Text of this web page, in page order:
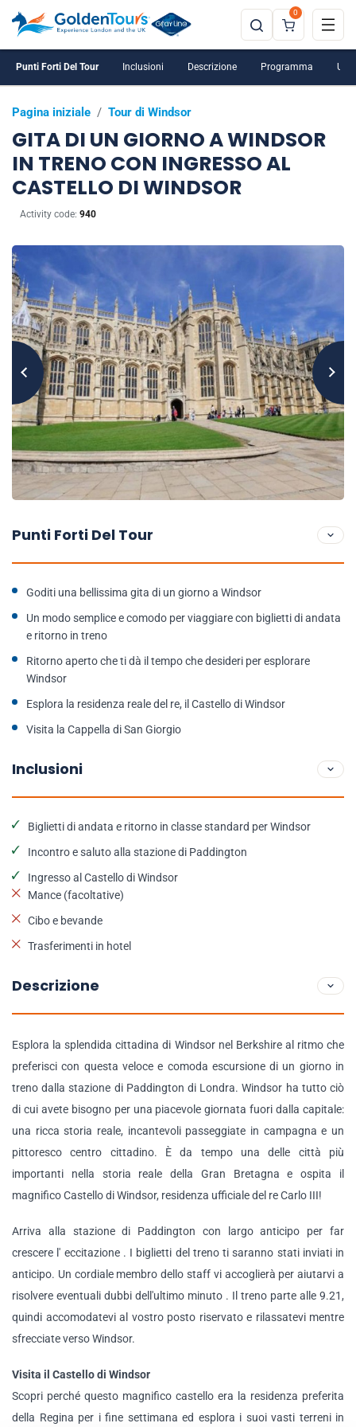
0
Pagina iniziale / Tour di Windsor
GITA DI UN GIORNO A WINDSOR
IN TRENO CON INGRESSO AL
CASTELLO DI WINDSOR
Activity code: 940
Punti Forti Del Tour Inclusioni Descrizione Programma
Punti Forti Del Tour
Goditi una bellissima gita di un giorno a Windsor
Un modo semplice e comodo per viaggiare con biglietti di andata
e ritorno in treno
Ritorno aperto che ti dà il tempo che desideri per esplorare
Windsor
Esplora la residenza reale del re, il Castello di Windsor
Visita la Cappella di San Giorgio
Inclusioni
Biglietti di andata e ritorno in classe standard per Windsor
Incontro e saluto alla stazione di Paddington
Ingresso al Castello di Windsor
Mance (facoltative)
Cibo e bevande
Trasferimenti in hotel
Descrizione
Esplora la splendida cittadina di Windsor nel Berkshire al ritmo che
preferisci con questa veloce e comoda escursione di un giorno in
treno dalla stazione di Paddington di Londra. Windsor ha tutto ciò
di cui avete bisogno per una piacevole giornata fuori dalla capitale:
una ricca storia reale, incantevoli passeggiate in campagna e un
pittoresco centro cittadino. È da tempo una delle città più
importanti nella storia reale della Gran Bretagna e ospita il
magnifico Castello di Windsor, residenza ufficiale del re Carlo III!
Arriva alla stazione di Paddington con largo anticipo per far
crescere l' eccitazione . I biglietti del treno ti saranno stati inviati in
anticipo. Un cordiale membro dello staff vi accoglierà per aiutarvi a
risolvere eventuali dubbi dell'ultimo minuto . Il treno parte alle 9.21,
quindi accomodatevi al vostro posto riservato e rilassatevi mentre
sfrecciate verso Windsor.
Visita il Castello di Windsor
Scopri perché questo magnifico castello era la residenza preferita
della Regina per i fine settimana ed esplora i suoi vasti terreni in